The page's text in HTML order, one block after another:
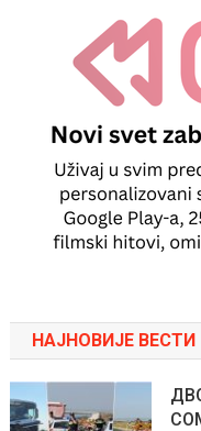
НАЈНОВИЈЕ ВЕСТИ